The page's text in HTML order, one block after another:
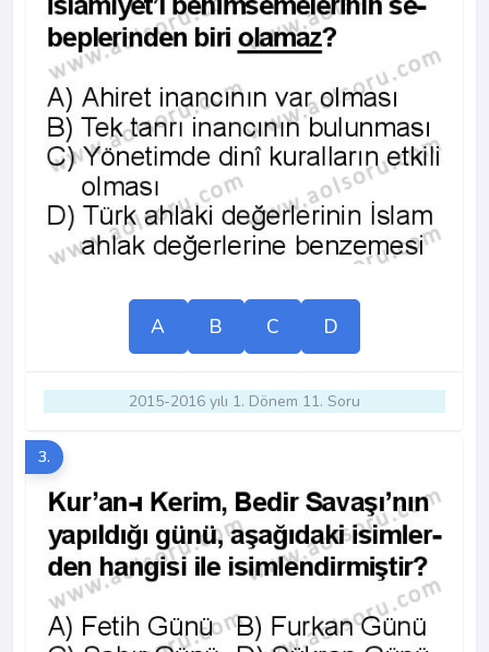
A B C D
2015-2016 yılı 1. Dönem 11. Soru
3.